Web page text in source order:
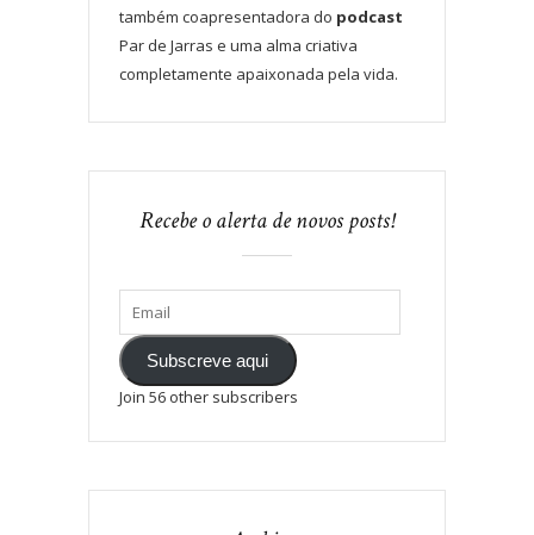
também coapresentadora do podcast
Par de Jarras e uma alma criativa
completamente apaixonada pela vida.
Recebe o alerta de novos posts!
Subscreve aqui
Join 56 other subscribers